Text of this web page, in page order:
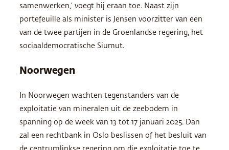
samenwerken,’ voegt hij eraan toe. Naast zijn
portefeuille als minister is Jensen voorzitter van een
van de twee partijen in de Groenlandse regering, het
sociaaldemocratische Siumut.
Noorwegen
In Noorwegen wachten tegenstanders van de
exploitatie van mineralen uit de zeebodem in
spanning op de week van 13 tot 17 januari 2025. Dan
zal een rechtbank in Oslo beslissen of het besluit van